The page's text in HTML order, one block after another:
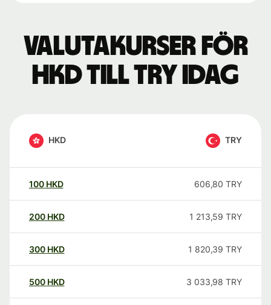
Valutakurser för
HKD till TRY idag
HKD TRY
100 HKD 606,80 TRY
200 HKD 1 213,59 TRY
300 HKD 1 820,39 TRY
500 HKD 3 033,98 TRY